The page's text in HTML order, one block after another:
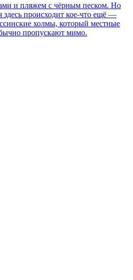
и пляжем с чёрным песком. Но
происходит кое-что ещё —
холмы, который местные
пропускают мимо.